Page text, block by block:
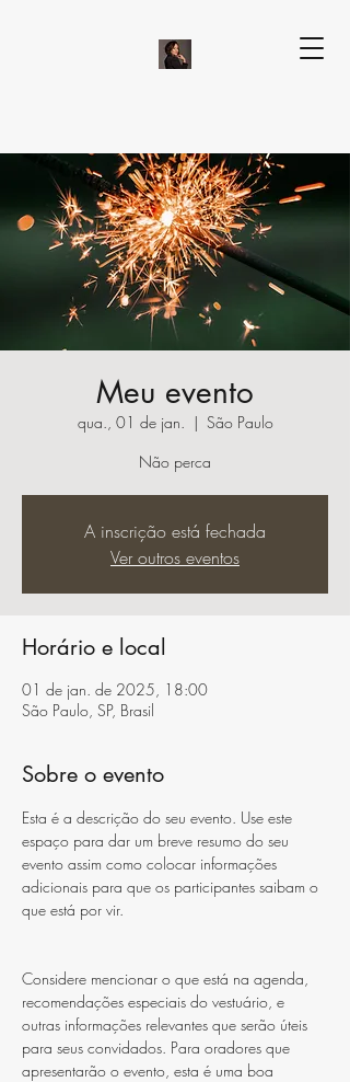
Meu evento
qua., 01 de jan.
  |
São Paulo
Não perca
A inscrição está fechada
Ver outros eventos
Horário e local
01 de jan. de 2025, 18:00
São Paulo, SP, Brasil
Sobre o evento
Esta é a descrição do seu evento. Use este
espaço para dar um breve resumo do seu
evento assim como colocar informações
adicionais para que os participantes saibam o
que está por vir.
Considere mencionar o que está na agenda,
recomendações especiais do vestuário, e
outras informações relevantes que serão úteis
para seus convidados. Para oradores que
apresentarão o evento, esta é uma boa